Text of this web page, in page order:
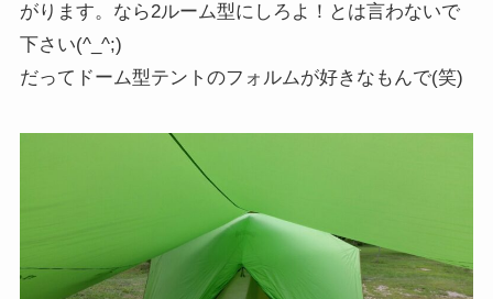
がります。なら2ルーム型にしろよ！とは言わないで
下さい(^_^;)
だってドーム型テントのフォルムが好きなもんで(笑)